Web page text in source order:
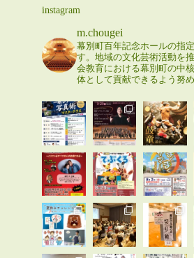
instagram
m.chougei
幕別町百年記念ホールの指
す。地域の文化芸術活動を
会教育における幕別町の中
体として貢献できるよう努め